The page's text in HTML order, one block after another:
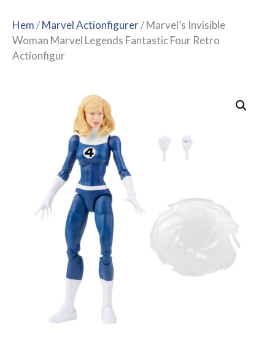
Hem/Marvel Actionfigurer/ Marvel’s Invisible
Woman Marvel Legends Fantastic Four Retro
Actionfigur